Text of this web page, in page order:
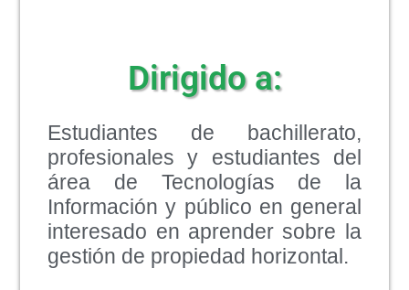
Dirigido a:
Estudiantes de bachillerato,
profesionales y estudiantes del
área de Tecnologías de la
Información y público en general
interesado en aprender sobre la
gestión de propiedad horizontal.